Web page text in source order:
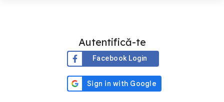
Autentifică-te
Facebook Login